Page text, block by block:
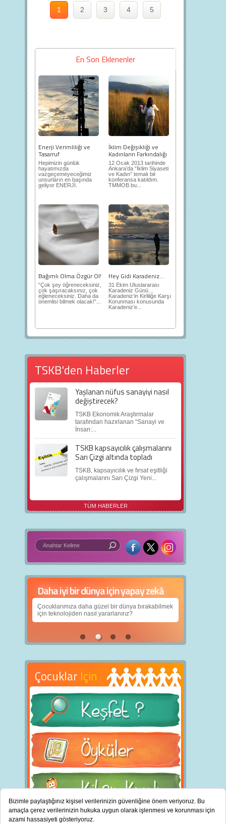
1
2 3 4 5
En Son Eklenenler
Enerji Verimliliği ve
Tasarruf
Hepimizin günlük
hayatımızda
vazgeçemeyeceğimiz
unsurların en başında
geliyor ENERJİ.
Yaşantımızı...
İklim Değişikliği ve
Kadınların Farkındalığı
12 Ocak 2013 tarihinde
Ankara’da “İklim Siyaseti
ve Kadın” temalı bir
konferansa katıldım.
TMMOB bu...
Bağımlı Olma Özgür Ol!
“Çok şey öğreneceksiniz,
çok şaşıracaksınız, çok
eğleneceksiniz. Daha da
önemlisi bilmek olacak!”...
Hey Gidi Karadeniz…
31 Ekim Uluslararası
Karadeniz Günü…
Karadeniz’in Kirliliğe Karşı
Korunması konusunda
Karadeniz’e...
TSKB'den Haberler
Yaşlanan nüfus sanayiyi nasıl
değiştirecek?
TSKB Ekonomik Araştırmalar
tarafından hazırlanan “Sanayi ve
İnsan:...
TSKB kapsayıcılık çalışmalarını
Sarı Çizgi altında topladı
TSKB, kapsayıcılık ve fırsat eşitliği
çalışmalarını Sarı Çizgi Yeni...
TÜM HABERLER
5 basit öneri
daha iyi
Daha iyi bir dünya için yapay zekâ
Çocuklarımıza daha güzel bir dünya bırakabilmek
için teknolojiden nasıl yararlanırız?
Çocuklar İçin